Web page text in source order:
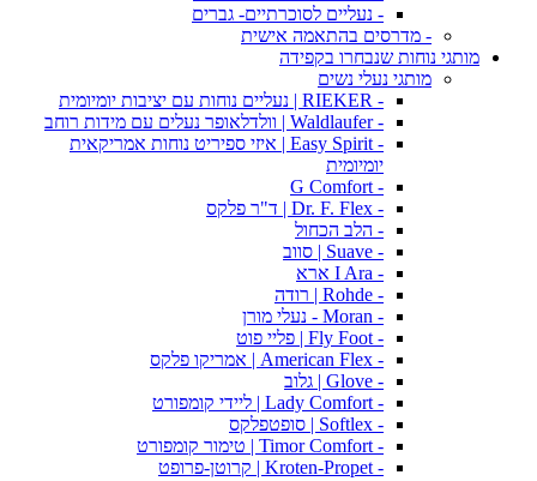
- נעליים לסוכרתיים- גברים
- מדרסים בהתאמה אישית
מותגי נוחות שנבחרו בקפידה
מותגי נעלי נשים
- RIEKER | נעליים נוחות עם יציבות יומיומית
- Waldlaufer | וולדלאופר נעלים עם מידות רוחב
- Easy Spirit | איזי ספיריט נוחות אמריקאית
יומיומית
- G Comfort
- Dr. F. Flex | ד"ר פלקס
- הלב הכחול
- Suave | סווב
- I Ara ארא
- Rohde | רודה
- Moran - נעלי מורן
- Fly Foot | פליי פוט
- American Flex | אמריקו פלקס
- Glove | גלוב
- Lady Comfort | ליידי קומפורט
- Softlex | סופטפלקס
- Timor Comfort | טימור קומפורט
- Kroten-Propet | קרוטן-פרופט